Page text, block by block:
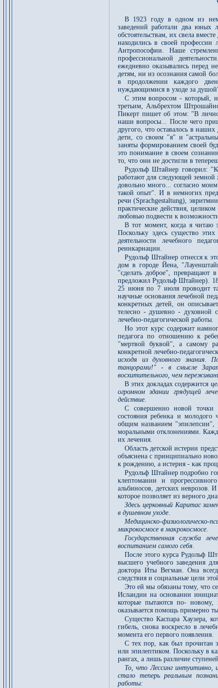
В 1923 году в одном из
заведений работали два юных
обстоятельствам, их свела
находились в своей профессии
Антропософии. Наше
профессиональной
ежедневно оказывались перед
детям, ни из осознания самой
в продолжении каждого
нуждающимися в уходе за
С этим вопросом - который,
третьим, Альбрехтом
Пикерт пишет об этом: "В
наши вопросы... После чего
другого, что оставалось в
дети, со своим "я" и
заняты формированием своей
это понимание в своем
то, что они не достигли в
Рудольф Штайнер говорил:
работают для следующей земной
довольно много... согласно
такой опыт". И в немногих
речи (Sprachgestaltung),
практические действия,
любовью подвести к
В тот момент, когда я читаю
Поскольку здесь существо
деятельности лечебного
реинкарнации.
Рудольф Штайнер отнесся к
дом в городе Йена,
"сделать доброе",
предложил Рудольф Штайнер).
25 июня по 7 июля проводит
научные основания лечебной
конкретных детей, он
телесно - душевно - духовной
лечебно-педагогической работы.
Но этот курс содержит
педагога по отношению к
"мертвой буквой", а самому
конкретной лечебно-
исходя из духовного
танцорами!" - в смысле
восхитительного, чем
В этих докладах содержится
огромном здании грядущей
действие.
С совершенно новой точки
состояния ребенка и молодого
общим названием "эпилепсии",
моральными отклонениями.
их лечения.
Область детской истерии
объяснена с принципиально
к рождению, а истерия - как
Рудольф Штайнер подробно
клептомании и
альбиносов, детских неврозов.
которое позволяет из верного
Здесь церковный Kapuтac
в душевном уходе.
Медицинско-физиологическо-
микрокосмосе в макрокосмосе.
Государственная служба
воспитанием самого себя.
После этого курса Рудольф
высшего учебного заведения
доктора Иты Вегман. Она
следствия и социальные цели
Это ей мы обязаны тому, что
Исландии на основании
которые пытаются по- новому,
оказывается помощь примерно
Существо Каспара Хаузера,
гибель, снова воскресло в
момента его первого появления.
С тех пор, как был прочитан
или эпилептиком. Поскольку в
рангах, а лишь различие
То, что Лессинг интуитивно,
стало теперь реальным
работы: